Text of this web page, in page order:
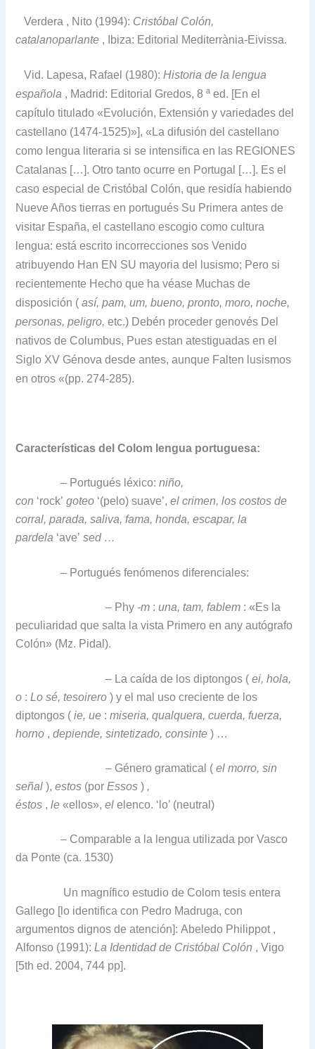
Verdera , Nito (1994): Cristóbal Colón,
catalanoparlante , Ibiza: Editorial Mediterrània-Eivissa.
Vid. Lapesa, Rafael (1980):Historia de la lengua
española , Madrid: Editorial Gredos, 8 ª ed. [En el
capítulo titulado «Evolución, Extensión y variedades del
castellano (1474-1525)»], «La difusión del castellano
como lengua literaria si se intensifica en las REGIONES
Catalanas […].Otro tanto ocurre en Portugal […]. Es el
caso especial de Cristóbal Colón, que residía habiendo
Nueve Años tierras en portugués Su Primera antes de
visitar España, el castellano escogio como cultura
lengua: está escrito incorrecciones sos Venido
atribuyendo Han EN SU mayoria del lusismo; Pero si
recientemente Hecho que ha véase Muchas de
disposición (así, pam, um, bueno, pronto, moro, noche,
personas, peligro, etc.) Debén proceder genovés Del
nativos de Columbus, Pues estan atestiguadas en el
Siglo XV Génova desde antes, aunque Falten lusismos
en otros «(pp. 274-285).
Características del Colom lengua portuguesa:
– Portugués léxico:niño,
con ‘rock’goteo ‘(pelo) suave’,el crimen, los costos de
corral, parada, saliva, fama, honda, escapar, la
pardela ‘ave’sed …
– Portugués fenómenos diferenciales:
– Phy -m :una, tam, fablem : «Es la
peculiaridad que salta la vista Primero en any autógrafo
Colón» (Mz. Pidal).
– La caída de los diptongos (ei, hola,
o :Lo sé, tesoirero ) y el mal uso creciente de los
diptongos (ie, ue :miseria, qualquera,cuerda, fuerza,
horno ,depiende, sintetizado, consinte ) …
– Género gramatical (el morro, sin
señal ),estos (porEssos ) ,
éstos ,le «ellos»,elelenco. ‘lo’ (neutral)
– Comparable a la lengua utilizada por Vasco
da Ponte (ca. 1530)
Un magnífico estudio de Colom tesis entera
Gallego [lo identifica con Pedro Madruga, con
argumentos dignos de atención]:Abeledo Philippot,
Alfonso (1991):La Identidad de Cristóbal Colón , Vigo
[5th ed. 2004, 744 pp].